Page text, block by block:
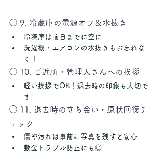
◯ 9. 冷蔵庫の電源オフ＆水抜き
冷凍庫は前日までに空に
洗濯機・エアコンの水抜きもお忘れな
く！
◯ 10. ご近所・管理人さんへの挨拶
軽い挨拶でOK！退去時の印象も大切で
す
◯ 11. 退去時の立ち会い・原状回復チ
ェック
傷や汚れは事前に写真を残すと安心
敷金トラブル防止にも◎